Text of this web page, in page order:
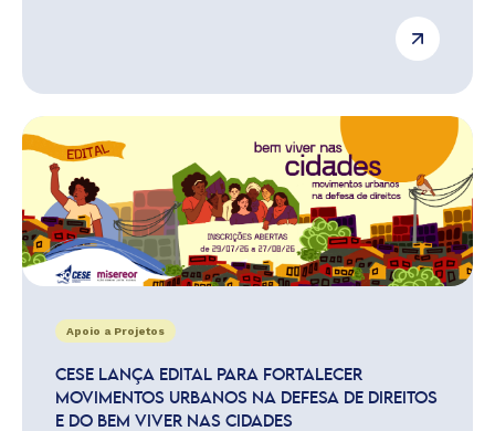
Apoio a Projetos
CESE LANÇA EDITAL PARA FORTALECER
MOVIMENTOS URBANOS NA DEFESA DE DIREITOS
E DO BEM VIVER NAS CIDADES